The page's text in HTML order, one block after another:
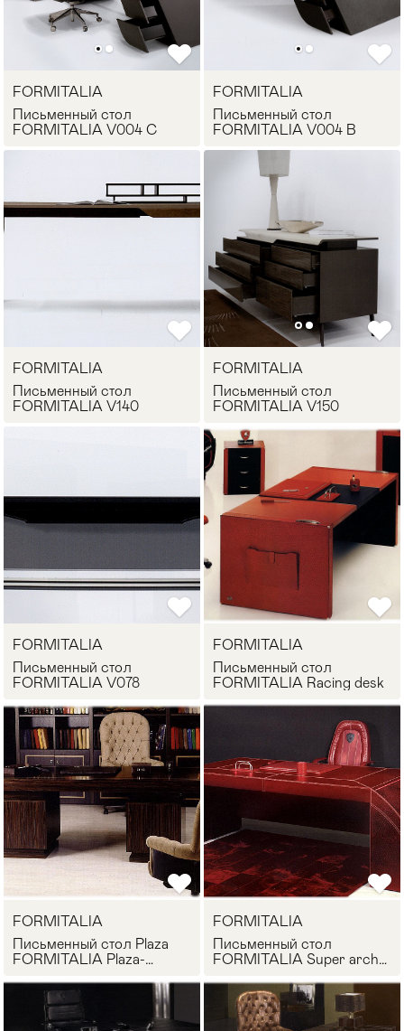
FORMITALIA
Письменный стол
FORMITALIA V004 C
FORMITALIA
Письменный стол
FORMITALIA V004 B
FORMITALIA
Письменный стол
FORMITALIA V140
FORMITALIA
Письменный стол
FORMITALIA V150
FORMITALIA
Письменный стол
FORMITALIA V078
FORMITALIA
Письменный стол
FORMITALIA Racing desk
FORMITALIA
Письменный стол Plaza
FORMITALIA Plaza-
FORMITALIA
Письменный стол
FORMITALIA Super arch